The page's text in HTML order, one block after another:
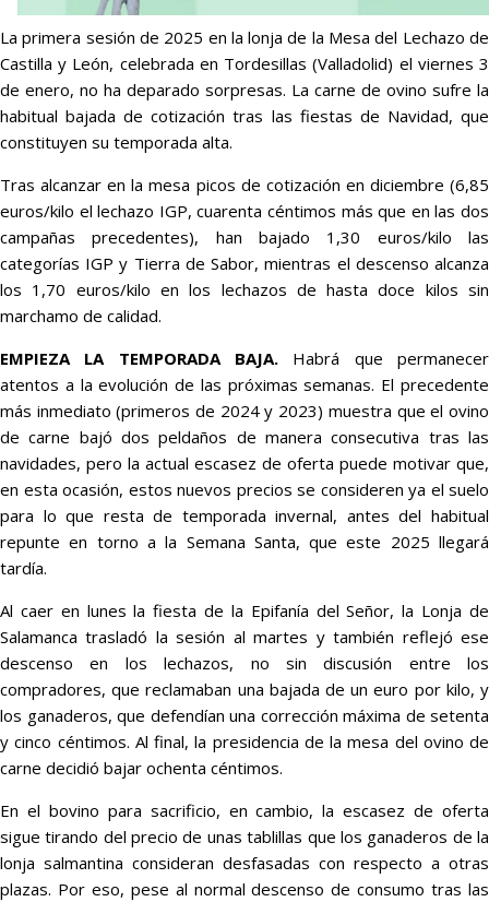
La primera sesión de 2025 en la lonja de la Mesa del Lechazo de
Castilla y León, celebrada en Tordesillas (Valladolid) el viernes 3
de enero, no ha deparado sorpresas. La carne de ovino sufre la
habitual bajada de cotización tras las fiestas de Navidad, que
constituyen su temporada alta.
Tras alcanzar en la mesa picos de cotización en diciembre (6,85
euros/kilo el lechazo IGP, cuarenta céntimos más que en las dos
campañas precedentes), han bajado 1,30 euros/kilo las
categorías IGP y Tierra de Sabor, mientras el descenso alcanza
los 1,70 euros/kilo en los lechazos de hasta doce kilos sin
marchamo de calidad.
EMPIEZA LA TEMPORADA BAJA. Habrá que permanecer
atentos a la evolución de las próximas semanas. El precedente
más inmediato (primeros de 2024 y 2023) muestra que el ovino
de carne bajó dos peldaños de manera consecutiva tras las
navidades, pero la actual escasez de oferta puede motivar que,
en esta ocasión, estos nuevos precios se consideren ya el suelo
para lo que resta de temporada invernal, antes del habitual
repunte en torno a la Semana Santa, que este 2025 llegará
tardía.
Al caer en lunes la fiesta de la Epifanía del Señor, la Lonja de
Salamanca trasladó la sesión al martes y también reflejó ese
descenso en los lechazos, no sin discusión entre los
compradores, que reclamaban una bajada de un euro por kilo, y
los ganaderos, que defendían una corrección máxima de setenta
y cinco céntimos. Al final, la presidencia de la mesa del ovino de
carne decidió bajar ochenta céntimos.
En el bovino para sacrificio, en cambio, la escasez de oferta
sigue tirando del precio de unas tablillas que los ganaderos de la
lonja salmantina consideran desfasadas con respecto a otras
plazas. Por eso, pese al normal descenso de consumo tras las